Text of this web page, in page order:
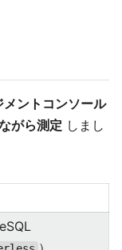
ントコンソール
がら測定 しまし